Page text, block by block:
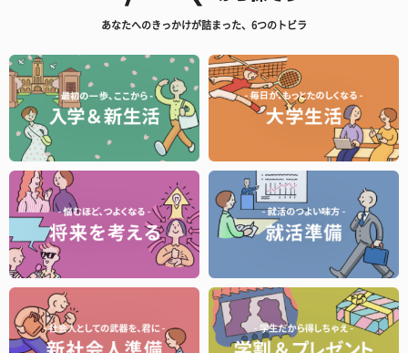
あなたへのきっかけが詰まった、6つのトビラ